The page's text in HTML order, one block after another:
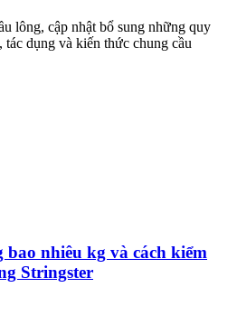
lông, cập nhật bổ sung những quy
dụng và kiến thức chung cầu
nhiêu kg và cách kiểm
Stringster